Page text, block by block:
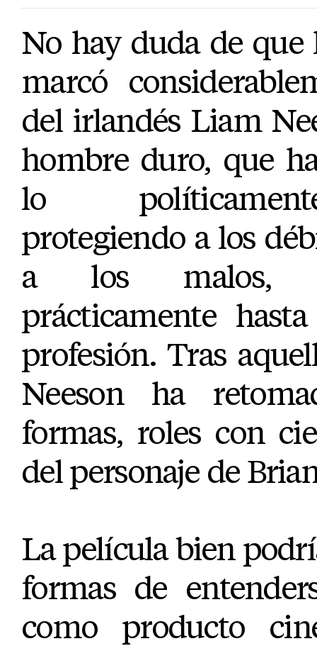
No hay duda de que
marcó
del irlandés Liam
hombre duro, que
lo
protegiendo a los
a los malos,
prácticamente
profesión. Tras
Neeson ha
formas, roles con
del personaje de
La película bien
formas de
como producto